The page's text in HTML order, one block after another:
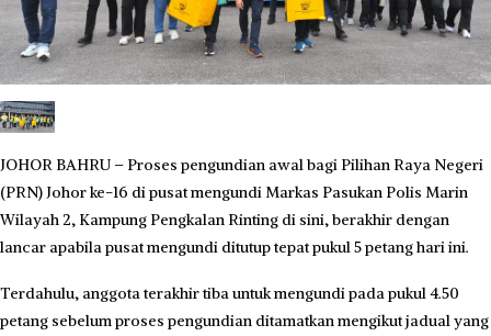
JOHOR BAHRU – Proses pengundian awal bagi Pilihan Raya Negeri
(PRN) Johor ke-16 di pusat mengundi Markas Pasukan Polis Marin
Wilayah 2, Kampung Pengkalan Rinting di sini, berakhir dengan
lancar apabila pusat mengundi ditutup tepat pukul 5 petang hari ini.
Terdahulu, anggota terakhir tiba untuk mengundi pada pukul 4.50
petang sebelum proses pengundian ditamatkan mengikut jadual yang